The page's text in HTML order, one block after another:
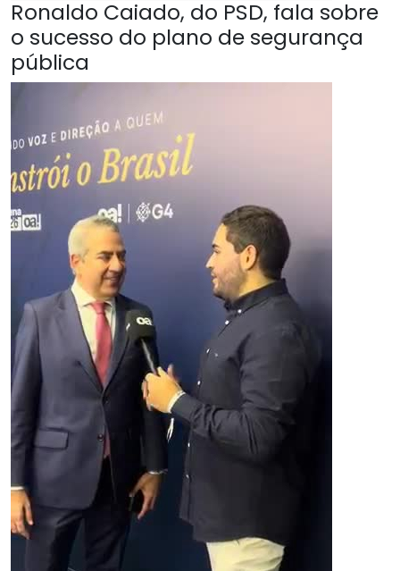
Ronaldo Caiado, do PSD, fala sobre
o sucesso do plano de segurança
pública